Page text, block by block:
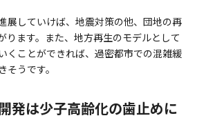
展していけば、地震対策の他、団地の再
ります。また、地方再生のモデルとして
くことができれば、過密都市での混雑緩
うです。
発は少子高齢化の歯止めに